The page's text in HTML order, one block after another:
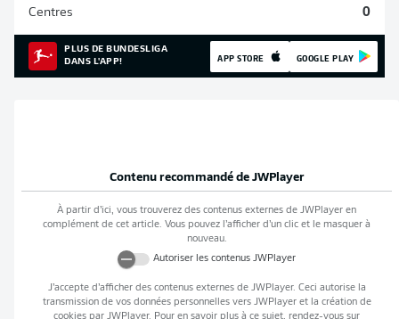
Centres 0
PLUS DE BUNDESLIGA
DANS L'APP!
APP STORE GOOGLE PLAY
Contenu recommandé de JWPlayer
À partir d’ici, vous trouverez des contenus externes de JWPlayer en
complément de cet article. Vous pouvez l’afficher d’un clic et le masquer à
nouveau.
Autoriser les contenus JWPlayer
J’accepte d’afficher des contenus externes de JWPlayer. Ceci autorise la
transmission de vos données personnelles vers JWPlayeret la création de
cookies par JWPlayer. Pour en savoir plus à ce sujet, rendez-vous sur